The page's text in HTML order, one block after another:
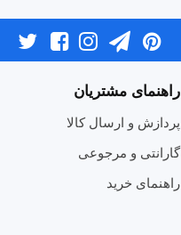
راهنمای مشتریان
پردازش و ارسال کالا
گارانتی و مرجوعی
راهنمای خرید